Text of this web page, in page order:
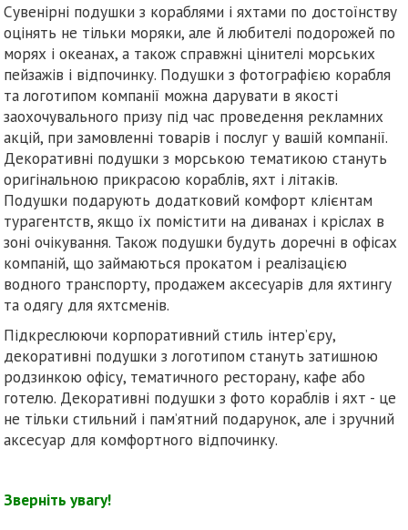
Сувенірні подушки з кораблями і яхтами по достоїнству
оцінять не тільки моряки, але й любителі подорожей по
морях і океанах, а також справжні цінителі морських
пейзажів і відпочинку. Подушки з фотографією корабля
та логотипом компанії можна дарувати в якості
заохочувального призу під час проведення рекламних
акцій, при замовленні товарів і послуг у вашій компанії.
Декоративні подушки з морською тематикою стануть
оригінальною прикрасою кораблів, яхт і літаків.
Подушки подарують додатковий комфорт клієнтам
турагентств, якщо їх помістити на диванах і кріслах в
зоні очікування. Також подушки будуть доречні в офісах
компаній, що займаються прокатом і реалізацією
водного транспорту, продажем аксесуарів для яхтингу
та одягу для яхтсменів.
Підкреслюючи корпоративний стиль інтер’єру,
декоративні подушки з логотипом стануть затишною
родзинкою офісу, тематичного ресторану, кафе або
готелю. Декоративні подушки з фото кораблів і яхт - це
не тільки стильний і пам’ятний подарунок, але і зручний
аксесуар для комфортного відпочинку.
Зверніть увагу!